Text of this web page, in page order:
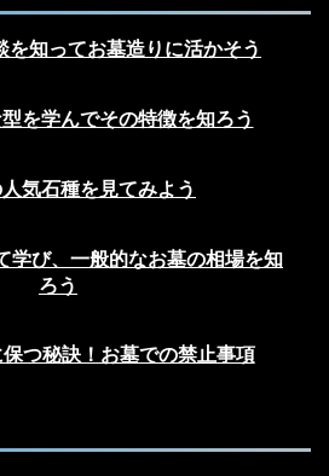
を知ってお墓造りに活かそう
を学んでその特徴を知ろう
気石種を見てみよう
学び、一般的なお墓の相場を知
ろう
つ秘訣！お墓での禁止事項